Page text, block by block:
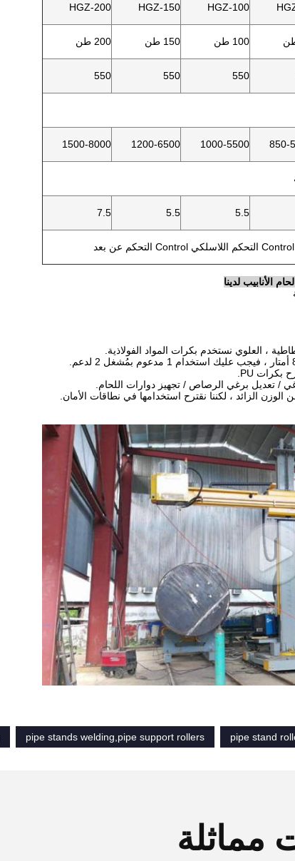
HGZ-100
HGZ-150
HGZ-200
100 طن 150 طن 200 طن
550
550
550
850-
1000-5500
1200-6500
1500-8000
5.5
5.5
7.5
الأنابيب لدينا
pipe stand
pipe stands welding,pipe support rollers
مماثلة